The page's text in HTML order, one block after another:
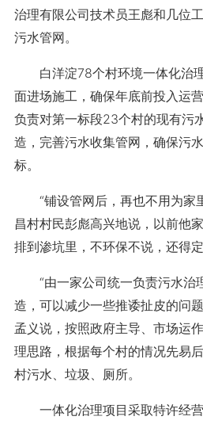
治理有限公司技术员王彪和几位
污水管网。
白洋淀78个村环境一体化治
面进场施工，确保年底前投入运
负责对第一标段23个村的现有污
造，完善污水收集管网，确保污
标。
“铺设管网后，再也不用为家
昌村村民彭彪高兴地说，以前他
排到渗坑里，不环保不说，还得
“由一家公司统一负责污水治
造，可以减少一些推诿扯皮的问
孟义说，按照政府主导、市场运
理思路，根据每个村的情况先易
村污水、垃圾、厕所。
一体化治理项目采取特许经营